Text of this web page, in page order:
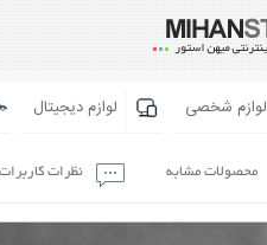
لوازم شخصی لوازم دیجیتال
محصولات مشابه نظرات کاربرات